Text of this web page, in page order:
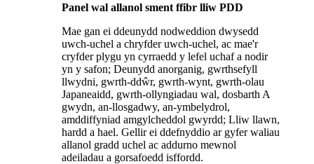
Panel wal allanol sment ffibr lliw PDD
Mae gan ei ddeunydd nodweddion dwysedd
uwch-uchel a chryfder uwch-uchel, ac mae'r
cryfder plygu yn cyrraedd y lefel uchaf a nodir
yn y safon; Deunydd anorganig, gwrthsefyll
llwydni, gwrth-ddŵr, gwrth-wynt, gwrth-olau
Japaneaidd, gwrth-ollyngiadau wal, dosbarth A
gwydn, an-llosgadwy, an-ymbelydrol,
amddiffyniad amgylcheddol gwyrdd; Lliw llawn,
hardd a hael. Gellir ei ddefnyddio ar gyfer waliau
allanol gradd uchel ac addurno mewnol
adeiladau a gorsafoedd isffordd.